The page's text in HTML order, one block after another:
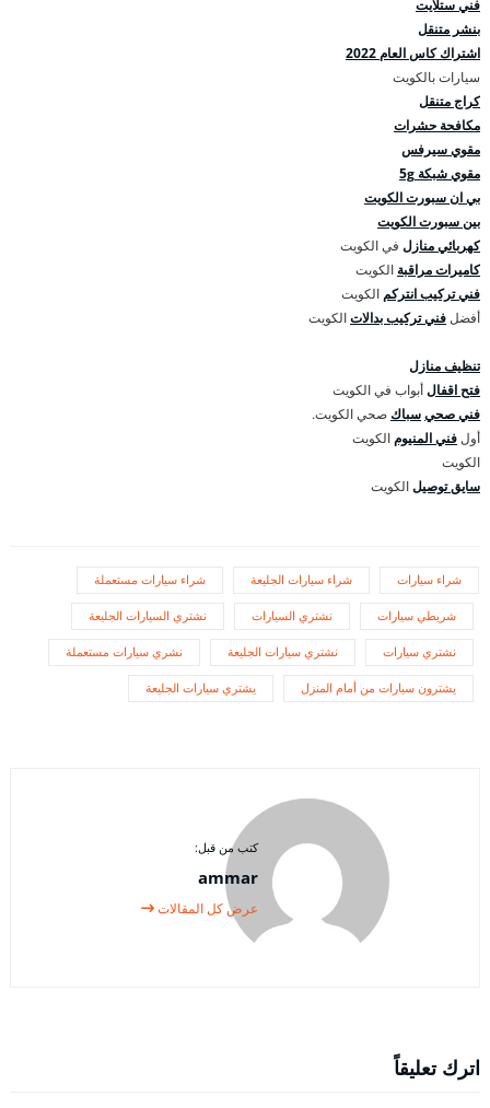
فني ستلايت
بنشر متنقل
اشتراك كاس العام 2022
سيارات بالكويت
كراج متنقل
مكافحة حشرات
مقوي سيرفس
مقوي شبكة 5g
بي ان سبورت الكويت
بين سبورت الكويت
كهربائي منازل في الكويت
كاميرات مراقبة الكويت
فني تركيب انتركم الكويت
أفضلفني تركيب بدالاتالكويت
تنظيف منازل
فتح اقفالأبواب في الكويت
فني صحيسباك صحي الكويت.
أولفني المنيومالكويت
الكويت
سايق توصيلالكويت
شراء سيارات شراء سيارات الجليعة شراء سيارات مستعملة
شريطي سيارات نشتري السيارات نشتري السيارات الجليعة
نشتري سيارات نشتري سيارات الجليعة نشري سيارات مستعملة
يشترون سيارات من أمام المنزل يشتري سيارات الجليعة
كتب من قبل:
ammar
عرض كل المقالات
اترك تعليقاً